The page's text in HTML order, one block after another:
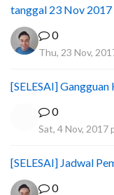
tanggal 23 Nov 2017
0
Thu, 23 Nov,
[SELESAI]
0
Sat, 4 Nov, 2017
[SELESAI] Jadwal
0